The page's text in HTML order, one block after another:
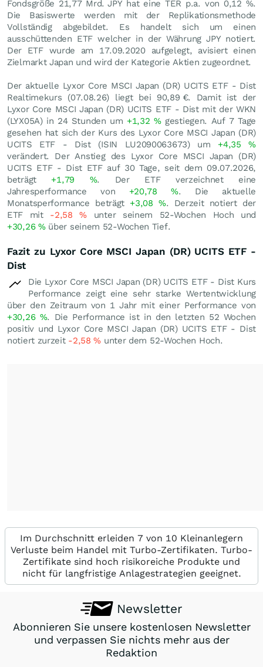
Fondsgröße 21,77 Mrd. JPYhat eine TER p.a. von 0,12 %.
Die Basiswerte werden mit der Replikationsmethode
Vollständig abgebildet. Es handelt sich um einen
ausschüttenden ETF welcher in der Währung JPY notiert.
Der ETF wurde am 17.09.2020 aufgelegt, avisiert einen
Zielmarkt Japan und wird der Kategorie Aktien zugeordnet.
Der aktuelle Lyxor Core MSCI Japan (DR) UCITS ETF - Dist
Realtimekurs (07.08.26) liegt bei 90,89 €. Damit ist der
Lyxor Core MSCI Japan (DR) UCITS ETF - Dist mit der WKN
(LYX05A) in 24 Stunden um +1,32 %gestiegen. Auf 7 Tage
gesehen hat sich der Kurs des Lyxor Core MSCI Japan (DR)
UCITS ETF - Dist (ISIN LU2090063673) um +4,35%
verändert. Der Anstieg des Lyxor Core MSCI Japan (DR)
UCITS ETF - Dist ETF auf 30 Tage, seit dem 09.07.2026,
beträgt +1,79 %. Der ETF verzeichnet eine
Jahresperformance von +20,78%. Die aktuelle
Monatsperformance beträgt +3,08 %. Derzeit notiert der
ETF mit -2,58% unter seinem 52-Wochen Hoch und
+30,26 %über seinem 52-Wochen Tief.
Fazit zu Lyxor Core MSCI Japan (DR) UCITS ETF -
Dist
Die Lyxor Core MSCI Japan (DR) UCITS ETF - Dist Kurs
Performance zeigt eine sehr starke Wertentwicklung
über den Zeitraum von 1 Jahr mit einer Performance von
+30,26 %. Die Performance ist in den letzten 52 Wochen
positiv und Lyxor Core MSCI Japan (DR) UCITS ETF - Dist
notiert zurzeit -2,58% unter dem 52-Wochen Hoch.
Im Durchschnitt erleiden 7 von 10 Kleinanlegern
Verluste beim Handel mit Turbo-Zertifikaten. Turbo-
Zertifikate sind hoch risikoreiche Produkte und
nicht für langfristige Anlagestrategien geeignet.
Newsletter
Abonnieren Sie unsere kostenlosen Newsletter
und verpassen Sie nichts mehr aus der
Redaktion